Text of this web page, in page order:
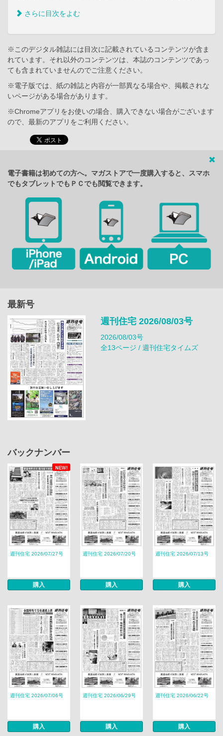
さらに目次をよむ
※このデジタル雑誌には目次に記載されているコンテンツが含ま
れています。それ以外のコンテンツは、本誌のコンテンツであっ
ても含まれていませんのでご注意ください。
※電子版では、紙の雑誌と内容が一部異なる場合や、掲載されな
いページがある場合があります。
※Chromeアプリをお使いの場合、購入できない場合がございます
ので、最新のアプリをご利用ください。
電子書籍は初めての方へ。マガストアで一度購入すると、スマホ
でもタブレットでもＰＣでも閲覧できます。
最新号
週刊住宅 2026/08/03号
2026/08/03号
全13ページ / 週刊住宅タイムズ
バックナンバー
NEW!
週刊住宅 2026/07/27号
購入
週刊住宅 2026/07/20号
購入
週刊住宅 2026/07/13号
購入
週刊住宅 2026/07/06号
購入
週刊住宅 2026/06/29号
購入
週刊住宅 2026/06/22号
購入